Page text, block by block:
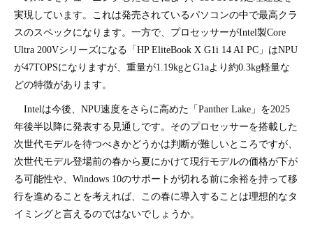
実現しています。これは発売されているパソコンの中で最高クラ
スのスペックになります。一方で、プロセッサーがIntel製Core
Ultra 200Vシリーズになる「HP EliteBook X G1i 14 AI PC」はNPU
が47TOPSになりますが、重量が1.19kgとG1aより約0.3kg軽量な
どの特徴があります。
Intelは今後、NPU速度をさらに高めた「Panther Lake」を2025
年後半以降に発表する見通しです。そのプロセッサーを搭載した
次世代モデルを待つべきかどうかは判断が難しいところですが、
次世代モデル登場前の春から夏にかけて現行モデルの価格が下が
る可能性や、Windows 10のサポートが切れる前に余裕を持って移
行を進めることを考えれば、この春に導入することは理想的なタ
イミングと言えるのではないでしょうか。